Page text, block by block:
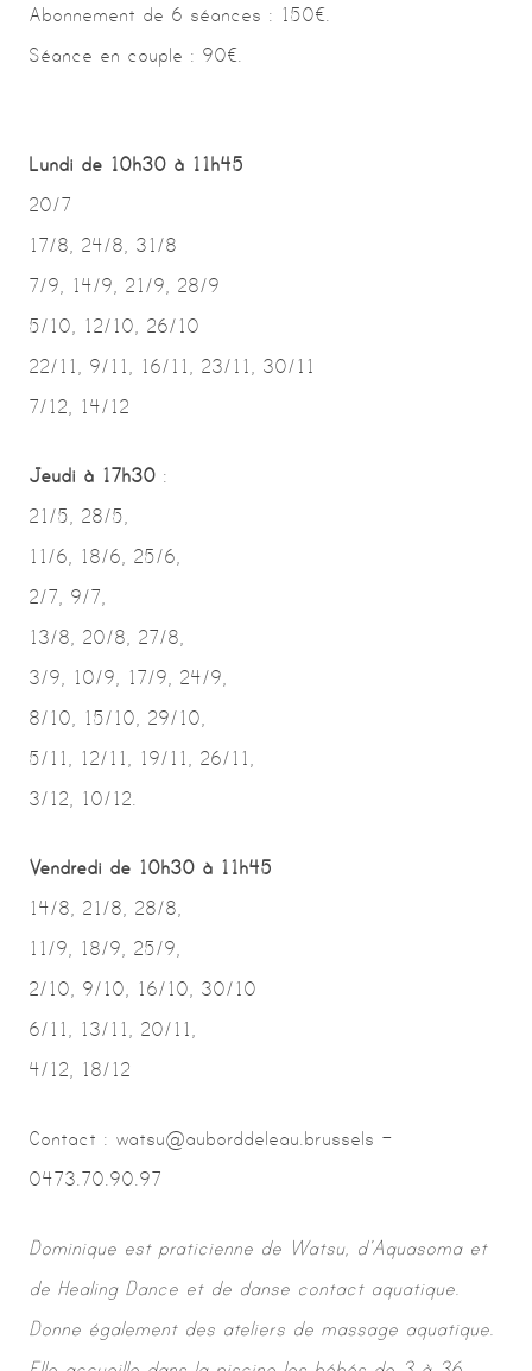
Abonnement de 6 séances : 150€.
Séance en couple : 90€.
Lundi de 10h30 à 11h45
20/7
17/8, 24/8, 31/8
7/9, 14/9, 21/9, 28/9
5/10, 12/10, 26/10
22/11, 9/11, 16/11, 23/11, 30/11
7/12, 14/12
Jeudi à 17h30 :
21/5, 28/5,
11/6, 18/6, 25/6,
2/7, 9/7,
13/8, 20/8, 27/8,
3/9, 10/9, 17/9, 24/9,
8/10, 15/10, 29/10,
5/11, 12/11, 19/11, 26/11,
3/12, 10/12.
Vendredi de 10h30 à 11h45
14/8, 21/8, 28/8,
11/9, 18/9, 25/9,
2/10, 9/10, 16/10, 30/10
6/11, 13/11, 20/11,
4/12, 18/12
Contact : watsu@auborddeleau.brussels –
0473.70.90.97
Dominique est praticienne de Watsu, d’Aquasoma et
de Healing Dance et de danse contact aquatique.
Donne également des ateliers de massage aquatique.